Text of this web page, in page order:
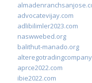
advocatevijay.com
adlibilimler2023.com
naswwebed.org
balithut-manado.org
aprce2022.com
ibie2022.com